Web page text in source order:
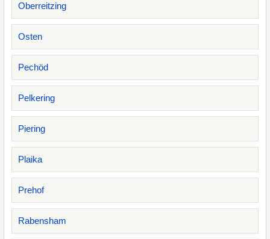
Oberreitzing
Osten
Pechöd
Pelkering
Piering
Plaika
Prehof
Rabensham